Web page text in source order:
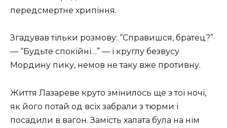
передсмертне хрипіння.
Згадував тільки розмову: “Справишся, братец?”
— “Будьте спокійні…” — і круглу безвусу
Мордину пику, немов не таку вже противну.
Життя Лазареве круто змінилось ще з тої ночі,
як його потай од всіх забрали з тюрми і
посадили в вагон. Замість халата була на нім